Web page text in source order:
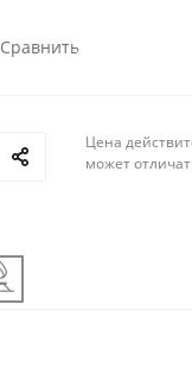
Сравнить
Цена
может